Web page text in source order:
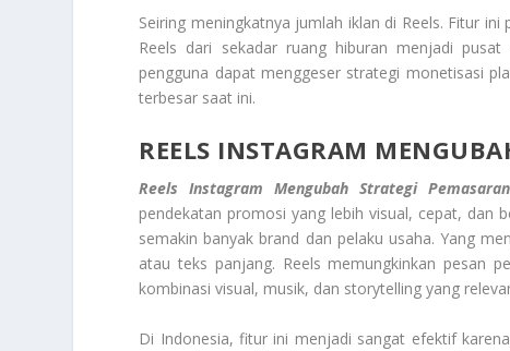
Seiring meningkatnya jumlah iklan di Reels. Fitur
Reels dari sekadar ruang hiburan menjadi
pengguna dapat menggeser strategi monetisasi
terbesar saat ini.
REELS INSTAGRAM
Reels Instagram Mengubah Strategi
pendekatan promosi yang lebih visual, cepat, dan
semakin banyak brand dan pelaku usaha. Yang
atau teks panjang. Reels memungkinkan pesan
kombinasi visual, musik, dan storytelling yang
Di Indonesia, fitur ini menjadi sangat efektif